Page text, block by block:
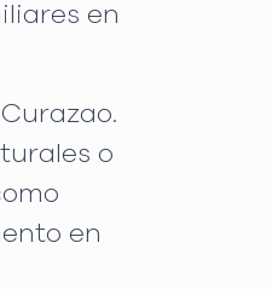
en
o
en